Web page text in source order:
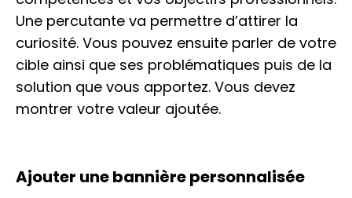
Une percutante va permettre d’attirer la
curiosité. Vous pouvez ensuite parler de votre
cible ainsi que ses problématiques puis de la
solution que vous apportez. Vous devez
montrer votre valeur ajoutée.
Ajouter une bannière personnalisée